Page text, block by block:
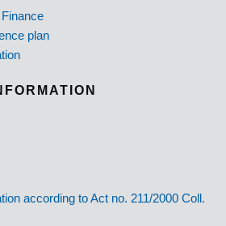
plan
according to Act no. 211/2000 Coll.